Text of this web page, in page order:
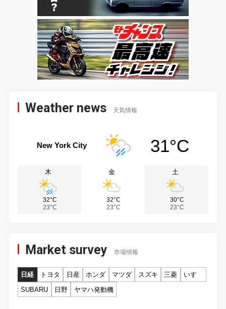
Weather news 天気情報
New York City 31°C
木
32°C
23°C
金
32°C
23°C
土
30°C
23°C
Market survey 市場情報
日経 トヨタ 日産 ホンダ マツダ スズキ 三菱
いすゞ
SUBARU
日野 ヤマハ発動機